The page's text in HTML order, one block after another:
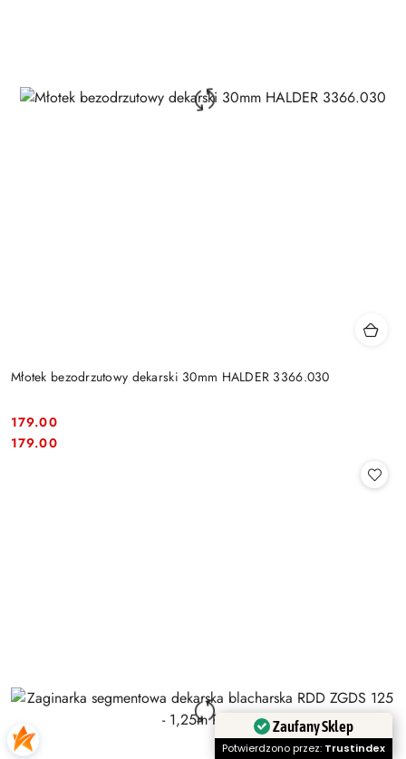
Młotek bezodrzutowy dekarski 30mm HALDER 3366.030
Cena:
179.00
Cena:
179.00
Zaufany Sklep
Potwierdzono przez: Trustindex